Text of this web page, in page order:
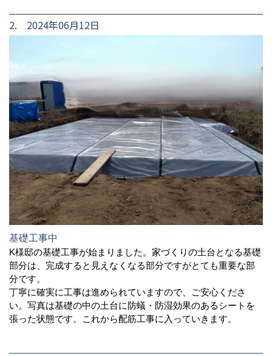
2. 2024年06月12日
基礎工事中
K様邸の基礎工事が始まりました。家づくりの土台となる基礎
部分は、完成すると見えなくなる部分ですがとても重要な部
分です。
丁寧に確実に工事は進められていますので、ご安心くださ
い。写真は基礎の中の土台に防蟻・防湿効果のあるシートを
張った状態です。これから配筋工事に入っていきます。